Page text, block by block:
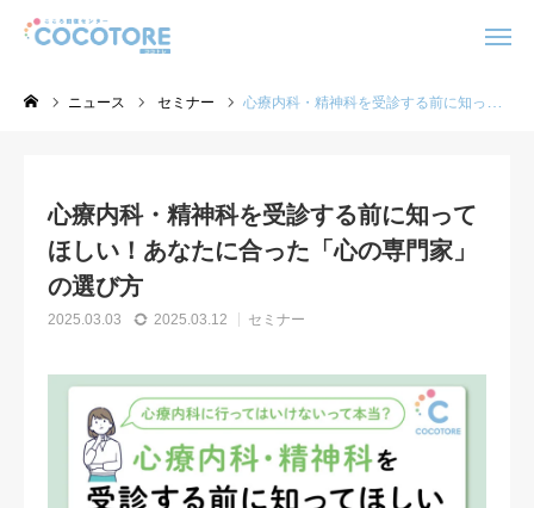
ニュース セミナー 心療内科・精神科を受診する前に知ってほしい！あなたに合った「心の専門家」の選び方
心療内科・精神科を受診する前に知って
ほしい！あなたに合った「心の専門家」
の選び方
2025.03.03 2025.03.12 セミナー
WEB予約 Instagram
COCOTOREとは
カウンセリング
お客様の声